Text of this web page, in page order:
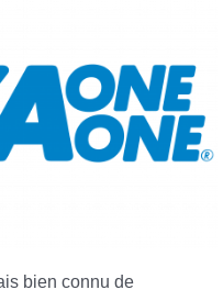
bien connu de